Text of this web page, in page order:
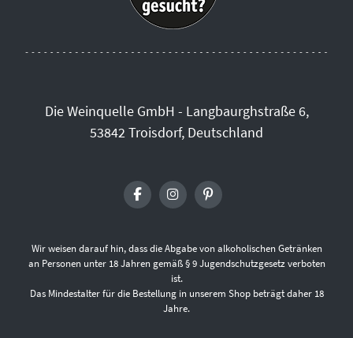
Die Weinquelle GmbH - Langbaurghstraße 6,
53842 Troisdorf, Deutschland
Wir weisen darauf hin, dass die Abgabe von alkoholischen Getränken
an Personen unter 18 Jahren gemäß § 9 Jugendschutzgesetz verboten
ist.
Das Mindestalter für die Bestellung in unserem Shop beträgt daher 18
Jahre.